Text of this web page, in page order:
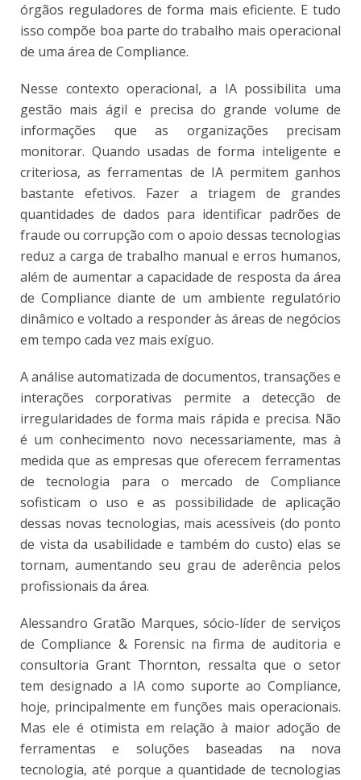
órgãos reguladores de forma mais eficiente. E tudo
isso compõe boa parte do trabalho mais operacional
de uma área de Compliance.
Nesse contexto operacional, a IA possibilita uma
gestão mais ágil e precisa do grande volume de
informações que as organizações precisam
monitorar. Quando usadas de forma inteligente e
criteriosa, as ferramentas de IA permitem ganhos
bastante efetivos. Fazer a triagem de grandes
quantidades de dados para identificar padrões de
fraude ou corrupção com o apoio dessas tecnologias
reduz a carga de trabalho manual e erros humanos,
além de aumentar a capacidade de resposta da área
de Compliance diante de um ambiente regulatório
dinâmico e voltado a responder às áreas de negócios
em tempo cada vez mais exíguo.
A análise automatizada de documentos, transações e
interações corporativas permite a detecção de
irregularidades de forma mais rápida e precisa. Não
é um conhecimento novo necessariamente, mas à
medida que as empresas que oferecem ferramentas
de tecnologia para o mercado de Compliance
sofisticam o uso e as possibilidade de aplicação
dessas novas tecnologias, mais acessíveis (do ponto
de vista da usabilidade e também do custo) elas se
tornam, aumentando seu grau de aderência pelos
profissionais da área.
Alessandro Gratão Marques, sócio-líder de serviços
de Compliance & Forensic na firma de auditoria e
consultoria Grant Thornton, ressalta que o setor
tem designado a IA como suporte ao Compliance,
hoje, principalmente em funções mais operacionais.
Mas ele é otimista em relação à maior adoção de
ferramentas e soluções baseadas na nova
tecnologia, até porque a quantidade de tecnologias